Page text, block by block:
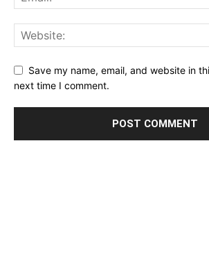
Save my name, email, and website in
next time I comment.